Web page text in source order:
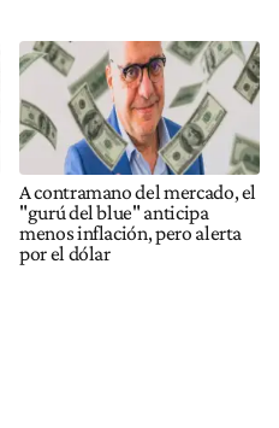
A contramano del mercado, el
"gurú del blue" anticipa
menos inflación, pero alerta
por el dólar